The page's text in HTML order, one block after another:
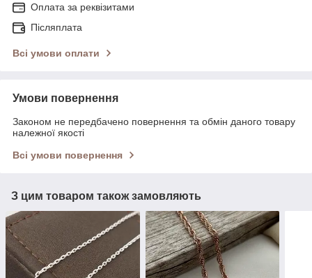
Оплата за реквізитами
Післяплата
Всі умови оплати
Умови повернення
Законом не передбачено повернення та обмін даного товару
належної якості
Всі умови повернення
З цим товаром також замовляють